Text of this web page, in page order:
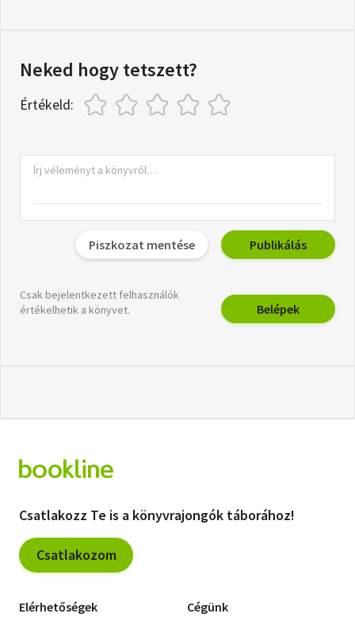
Neked hogy tetszett?
Értékeld:
Piszkozat mentése Publikálás
Csak bejelentkezett felhasználók
értékelhetik a könyvet.
Belépek
Csatlakozz Te is a könyvrajongók táborához!
Csatlakozom
Elérhetőségek Cégünk